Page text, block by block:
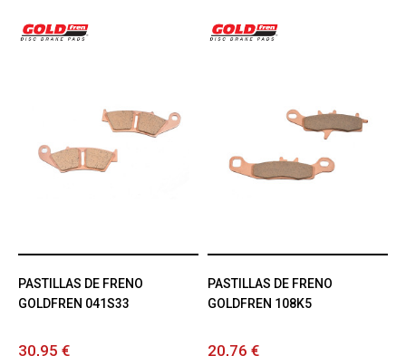
PASTILLAS DE FRENO
GOLDFREN 041S33
30,95 €
PASTILLAS DE FRENO
GOLDFREN 108K5
20,76 €